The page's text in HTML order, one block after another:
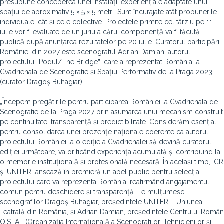
presupune conceperea unei instalații experiențiale adaptate unui
spațiu de aproximativ 5 × 5 × 5 metri. Sunt încurajate atât propunerile
individuale, cât și cele colective. Proiectele primite cel târziu pe 11
iulie vor fi evaluate de un juriu a cărui componență va fi făcută
publică după anunțarea rezultatelor pe 20 iulie. Curatorul participării
României din 2027 este scenograful Adrian Damian, autorul
proiectului „Podul/The Bridgeˮ, care a reprezentat România la
Cvadrienala de Scenografie și Spațiu Performativ de la Praga 2023
(curator Dragoș Buhagiar).
„Începem pregătirile pentru participarea României la Cvadrienala de
Scenografie de la Praga 2027 prin asumarea unui mecanism construit
pe continuitate, transparență și predictibilitate. Considerăm esențial
pentru consolidarea unei prezențe naționale coerente ca autorul
proiectului României la o ediție a Cvadrienalei să devină curatorul
ediției următoare, valorificând experiența acumulată și contribuind la
o memorie instituțională și profesională necesară. În același timp, ICR
și UNITER lansează în premieră un apel public pentru selecția
proiectului care va reprezenta România, reafirmând angajamentul
comun pentru deschidere și transparență. Le mulțumesc
scenografilor Dragoș Buhagiar, președintele UNITER – Uniunea
Teatrală din România, și Adrian Damian, președintele Centrului Român
OISTAT (Organizația Internațională a Scenografilor, Tehnicienilor și